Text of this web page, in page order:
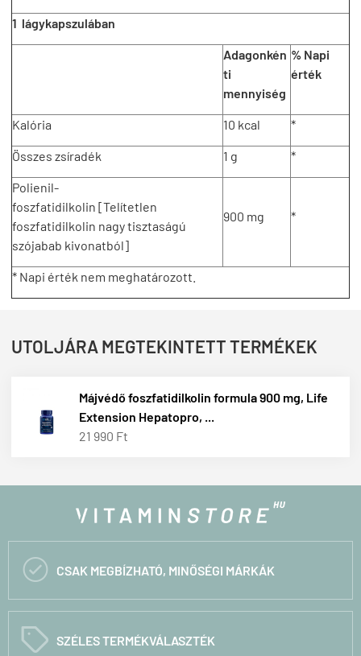
1 lágykapszulában
Adagonkén
ti
mennyiség
% Napi
érték
Kalória 10 kcal *
Összes zsíradék 1 g *
Polienil-
foszfatidilkolin [Telítetlen
foszfatidilkolin nagy tisztaságú
szójabab kivonatból]
900 mg *
* Napi érték nem meghatározott.
UTOLJÁRA MEGTEKINTETT TERMÉKEK
Májvédő foszfatidilkolin formula 900 mg, Life
Extension Hepatopro, ...
21 990 Ft
 CSAK MEGBÍZHATÓ, MINŐSÉGI MÁRKÁK
C SZÉLES TERMÉKVÁLASZTÉK